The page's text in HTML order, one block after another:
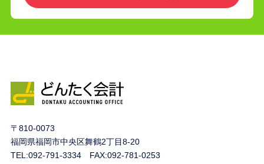
〒810-0073
福岡県福岡市中央区舞鶴2丁目8-20
TEL:092-791-3334FAX:092-781-0253